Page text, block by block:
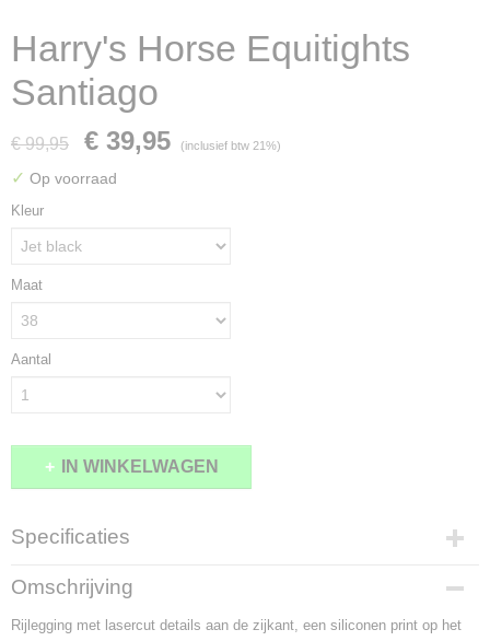
Harry's Horse Equitights
Santiago
€ 99,95 € 39,95 (inclusief btw 21%)
✓ Op voorraad
Kleur
Maat
Aantal
IN WINKELWAGEN
Specificaties
Productcode
1793-8200
Omschrijving
Rijlegging met lasercut details aan de zijkant, een siliconen print op het